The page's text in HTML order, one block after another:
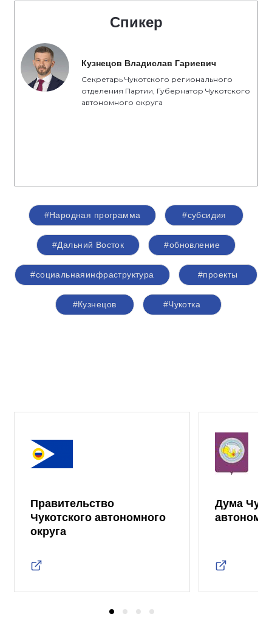
Спикер
Кузнецов Владислав Гариевич
Секретарь Чукотского регионального
отделения Партии, Губернатор Чукотского
автономного округа
#Народная программа #субсидия
#Дальний Восток #обновление
#социальнаяинфраструктура #проекты
#Кузнецов #Чукотка
Правительство
Чукотского автономного
округа
Дума